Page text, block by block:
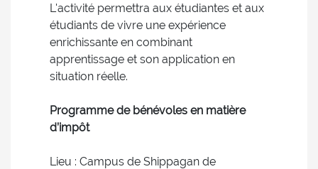
L'activité permettra aux étudiantes et aux
étudiants de vivre une expérience
enrichissante en combinant
apprentissage et son application en
situation réelle.
Programme de bénévoles en matière
d’impôt
Lieu : Campus de Shippagan de